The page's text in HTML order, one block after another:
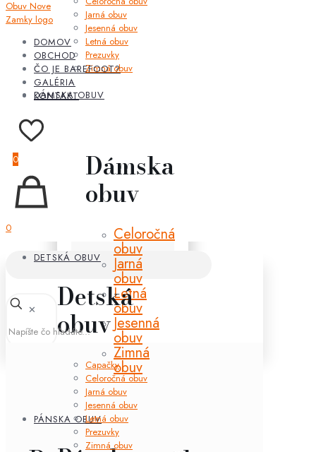
Jarná obuv
Jesenná obuv
Letná obuv
Prezuvky
Zimná obuv
DÁMSKA OBUV
Dámska
obuv
Celoročná
obuv
Jarná
obuv
Letná
obuv
Jesenná
obuv
Zimná
obuv
PÁNSKA OBUV
DOMOV
OBCHOD
ČO JE BAREFOOT?
GALÉRIA
KONTAKT
0
0
DETSKÁ OBUV
Detská
obuv
Capačky
Celoročná obuv
Jarná obuv
Jesenná obuv
Letná obuv
Prezuvky
Zimná obuv
✕